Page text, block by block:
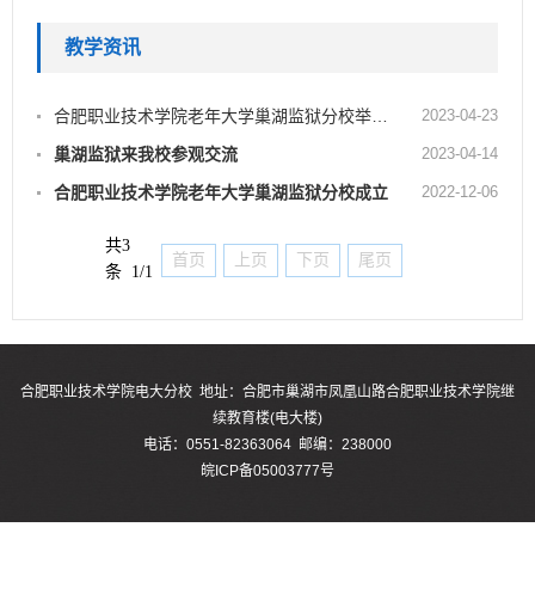
教学资讯
2023-04-23
2023-04-14
巢湖监狱来我校参观交流
2022-12-06
合肥职业技术学院老年大学巢湖监狱分校成立
共3
条 1/1
首页 上页 下页 尾页
合肥职业技术学院电大分校 地址：合肥市巢湖市凤凰山路合肥职业技术学院继
续教育楼(电大楼)
电话：0551-82363064 邮编：238000
皖ICP备05003777号